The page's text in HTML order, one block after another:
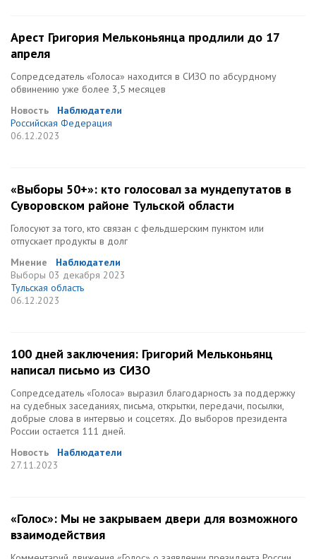
Арест Григория Мельконьянца продлили до 17
апреля
Сопредседатель «Голоса» находится в СИЗО по абсурдному
обвинению уже более 3,5 месяцев
Новость
Наблюдатели
Российская Федерация
06.12.2023
«Выборы 50+»: кто голосовал за мундепутатов в
Суворовском районе Тульской области
Голосуют за того, кто связан с фельдшерским пунктом или
отпускает продукты в долг
Мнение
Наблюдатели
Выборы 03 декабря 2023
Тульская область
06.12.2023
100 дней заключения: Григорий Мельконьянц
написал письмо из СИЗО
Сопредседатель «Голоса» выразил благодарность за поддержку
на судебных заседаниях, письма, открытки, передачи, посылки,
добрые слова в интервью и соцсетях. До выборов президента
России остается 111 дней.
Новость
Наблюдатели
27.11.2023
«Голос»: Мы не закрываем двери для возможного
взаимодействия